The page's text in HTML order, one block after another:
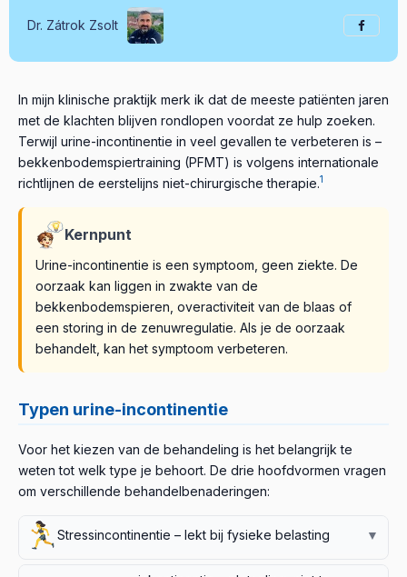
Dr. Zátrok Zsolt
In mijn klinische praktijk merk ik dat de meeste patiënten jaren
met de klachten blijven rondlopen voordat ze hulp zoeken.
Terwijl urine-incontinentie in veel gevallen te verbeteren is –
bekkenbodemspiertraining (PFMT) is volgens internationale
richtlijnen de eerstelijns niet-chirurgische therapie.1
Kernpunt
Urine-incontinentie is een symptoom, geen ziekte. De
oorzaak kan liggen in zwakte van de
bekkenbodemspieren, overactiviteit van de blaas of
een storing in de zenuwregulatie. Als je de oorzaak
behandelt, kan het symptoom verbeteren.
Typen urine-incontinentie
Voor het kiezen van de behandeling is het belangrijk te
weten tot welk type je behoort. De drie hoofdvormen vragen
om verschillende behandelbenaderingen:
Stressincontinentie – lekt bij fysieke belasting ▼